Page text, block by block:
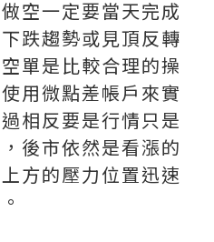
空一定要當天完成
跌趨勢或見頂反轉
單是比較合理的操
用微點差帳戶來實
相反要是行情只是
後市依然是看漲的
方的壓力位置迅速